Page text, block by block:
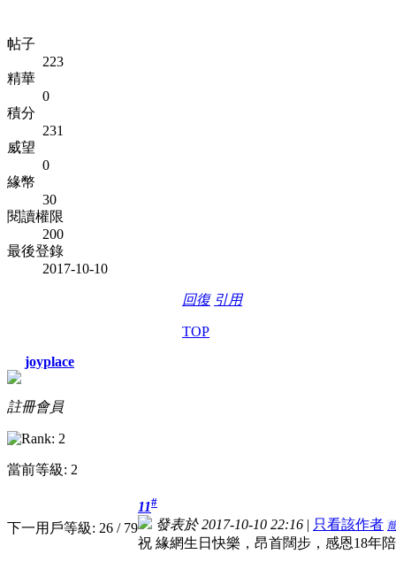
帖子
223
精華
0
積分
231
威望
0
緣幣
30
閱讀權限
200
最後登錄
2017-10-10
回復 引用
TOP
joyplace
註冊會員
當前等級: 2
下一用戶等級: 26 / 79
11#
發表於 2017-10-10 22:16 | 只看該作者
祝 緣網生日快樂，昂首闊步，感恩18年